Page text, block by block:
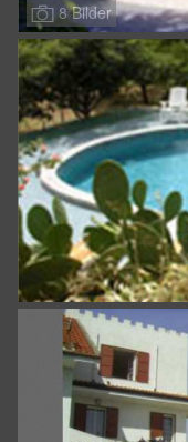
8 Bilder